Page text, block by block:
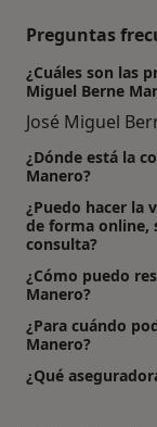
Preguntas
¿Cuáles son las
Miguel Berne
José Miguel
¿Dónde está la
Manero?
¿Puedo hacer la
de forma online,
consulta?
¿Cómo puedo
Manero?
¿Para cuándo
Manero?
¿Qué